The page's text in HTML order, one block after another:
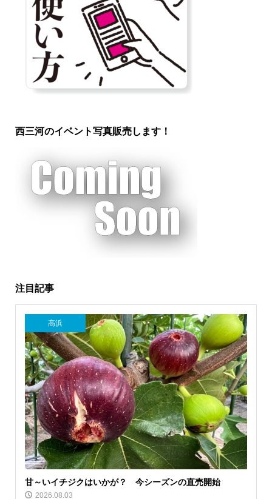
西三河のイベント写真販売します！
注目記事
高浜
甘～いイチジクはいかが？ 今シーズンの直売開始
2026.08.03